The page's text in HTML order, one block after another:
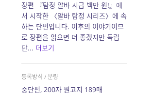
장편 『탐정 알바 시급 백만 원!』에
서 시작한 〈알바 탐정 시리즈〉에 속
하는 단편입니다. 이후의 이야기이므
로 장편을 읽으면 더 좋겠지만 독립
단... 더보기
등록방식 / 분량
중단편, 200자 원고지 189매